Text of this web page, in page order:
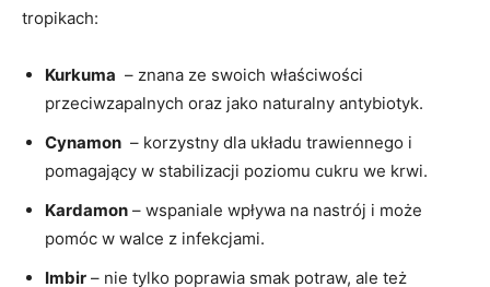
tropikach:
Kurkuma ​ – znana ze swoich właściwości
przeciwzapalnych oraz jako naturalny ⁤antybiotyk.
Cynamon ⁢ – korzystny dla układu trawiennego i
pomagający w‍ stabilizacji ⁤poziomu cukru we krwi.
Kardamon – wspaniale wpływa na nastrój i może
pomóc w walce ‍z infekcjami.
Imbir – nie⁤ tylko poprawia smak potraw, ale też